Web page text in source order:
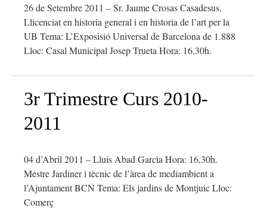
26 de Setembre 2011 – Sr. Jaume Crosas Casadesus.
Llicenciat en historia general i en historia de l’art per la
UB Tema: L’Exposisió Universal de Barcelona de 1.888
Lloc: Casal Municipal Josep Trueta Hora: 16,30h.
3r Trimestre Curs 2010-
2011
04 d’Abril 2011 – Lluis Abad Garcìa Hora: 16,30h.
Mestre Jardiner i tècnic de l’àrea de mediambient a
l’Ajuntament BCN Tema: Els jardins de Montjuic Lloc:
Comerç